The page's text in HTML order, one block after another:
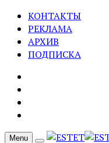
КОНТАКТЫ
РЕКЛАМА
АРХИВ
ПОДПИСКА
Menu